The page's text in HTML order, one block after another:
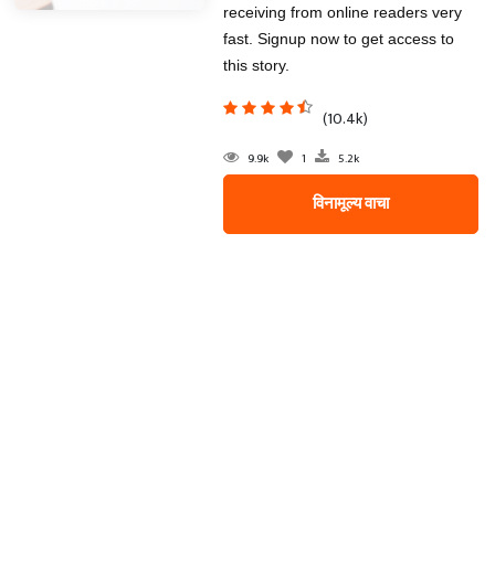
receiving from online readers very
fast. Signup now to get access to
this story.
(10.4k)
9.9k 1 5.2k
विनामूल्य वाचा